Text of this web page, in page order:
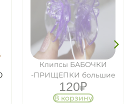
Клипсы БАБОЧКИ
-ПРИЩЕПКИ большие
120₽
В корзину